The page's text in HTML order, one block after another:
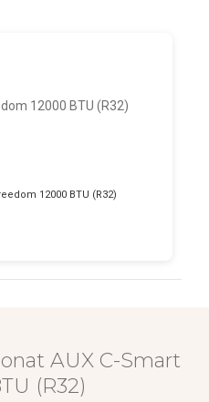
12000 BTU (R32)
AUX C-Smart
(R32)